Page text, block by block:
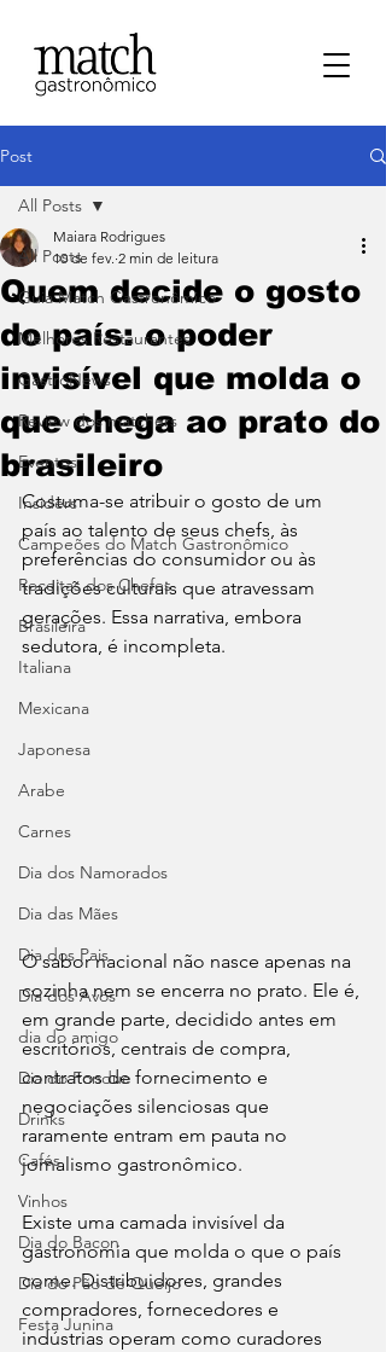
Post
All Posts
⁠Guia Match Gastronômico
Melhores Restaurantes
⁠GastroNews
Review dos matchers
Eventos
⁠Insiders
Campeões do Match Gastronômico
Receitas dos Chefes
Brasileira
Italiana
Mexicana
Japonesa
Arabe
Carnes
Dia dos Namorados
Dia das Mães
Dia dos Pais
Dia dos Avós
dia do amigo
Dia do Fondue
Drinks
Cafés
Vinhos
Dia do Bacon
Dia do Pão de Queijo
Festa Junina
All Posts
Quem decide o gosto
do país: o poder
invisível que molda o
que chega ao prato do
brasileiro
Maiara Rodrigues
10 de fev. 2 min de leitura
Costuma-se atribuir o gosto de um
país ao talento de seus chefs, às
preferências do consumidor ou às
tradições culturais que atravessam
gerações. Essa narrativa, embora
sedutora, é incompleta.
O sabor nacional não nasce apenas na
cozinha nem se encerra no prato. Ele é,
em grande parte, decidido antes em
escritórios, centrais de compra,
contratos de fornecimento e
negociações silenciosas que
raramente entram em pauta no
jornalismo gastronômico.
Existe uma camada invisível da
gastronomia que molda o que o país
come. Distribuidores, grandes
compradores, fornecedores e
indústrias operam como curadores